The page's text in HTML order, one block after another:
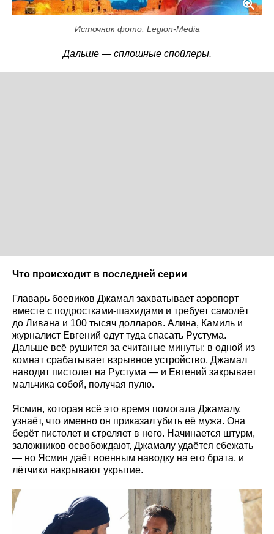
Источник фото: Legion-Media
Дальше — сплошные спойлеры.
Что происходит в последней серии
Главарь боевиков Джамал захватывает аэропорт
вместе с подростками-шахидами и требует самолёт
до Ливана и 100 тысяч долларов. Алина, Камиль и
журналист Евгений едут туда спасать Рустума.
Дальше всё рушится за считаные минуты: в одной из
комнат срабатывает взрывное устройство, Джамал
наводит пистолет на Рустума — и Евгений закрывает
мальчика собой, получая пулю.
Ясмин, которая всё это время помогала Джамалу,
узнаёт, что именно он приказал убить её мужа. Она
берёт пистолет и стреляет в него. Начинается штурм,
заложников освобождают, Джамалу удаётся сбежать
— но Ясмин даёт военным наводку на его брата, и
лётчики накрывают укрытие.